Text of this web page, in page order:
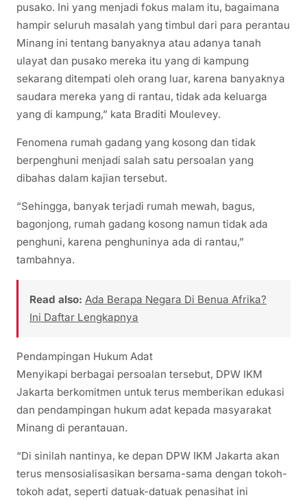
pusako. Ini yang menjadi fokus malam itu, bagaimana
hampir seluruh masalah yang timbul dari para perantau
Minang ini tentang banyaknya atau adanya tanah
ulayat dan pusako mereka itu yang di kampung
sekarang ditempati oleh orang luar, karena banyaknya
saudara mereka yang di rantau, tidak ada keluarga
yang di kampung,” kata Braditi Moulevey.
Fenomena rumah gadang yang kosong dan tidak
berpenghuni menjadi salah satu persoalan yang
dibahas dalam kajian tersebut.
“Sehingga, banyak terjadi rumah mewah, bagus,
bagonjong, rumah gadang kosong namun tidak ada
penghuni, karena penghuninya ada di rantau,”
tambahnya.
Read also: Ada Berapa Negara Di Benua Afrika?
Ini Daftar Lengkapnya
Pendampingan Hukum Adat
Menyikapi berbagai persoalan tersebut, DPW IKM
Jakarta berkomitmen untuk terus memberikan edukasi
dan pendampingan hukum adat kepada masyarakat
Minang di perantauan.
“Di sinilah nantinya, ke depan DPW IKM Jakarta akan
terus mensosialisasikan bersama-sama dengan tokoh-
tokoh adat, seperti datuak-datuak penasihat ini